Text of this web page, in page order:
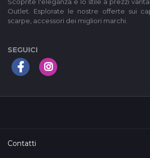
Scoprite l'eleganza e lo stile a prezzi
Outlet. Esplorate le nostre offerte sui
scarpe, accessori dei migliori marchi.
SEGUICI
I nostri Termini di servizio
Contatti